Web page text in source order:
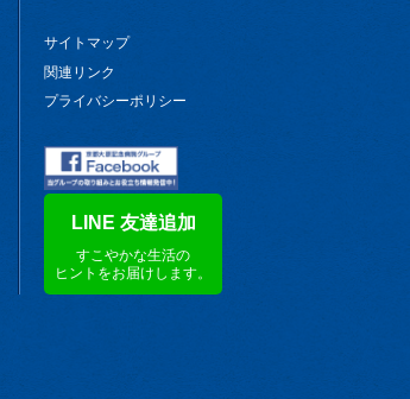
サイトマップ
関連リンク
プライバシーポリシー
LINE 友達追加
すこやかな生活の
ヒントをお届けします。